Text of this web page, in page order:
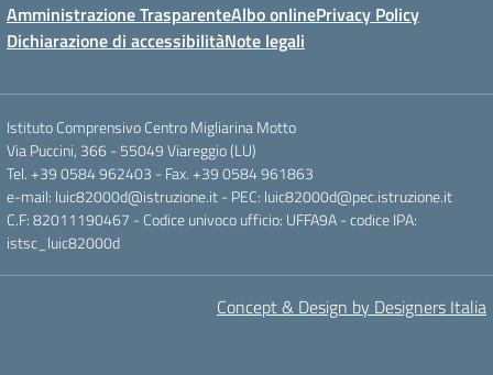
Amministrazione TrasparenteAlbo onlinePrivacy Policy
Dichiarazione di accessibilitàNote legali
Istituto Comprensivo Centro Migliarina Motto
Via Puccini, 366 - 55049 Viareggio (LU)
Tel. +39 0584 962403 - Fax. +39 0584 961863
e-mail: luic82000d@istruzione.it - PEC: luic82000d@pec.istruzione.it
C.F: 82011190467 - Codice univoco ufficio: UFFA9A - codice IPA:
istsc_luic82000d
Concept & Design by Designers Italia